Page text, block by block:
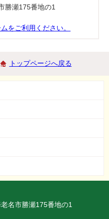
瀬175番地の1
をご利用ください。
トップページへ戻る
名市勝瀬175番地の1